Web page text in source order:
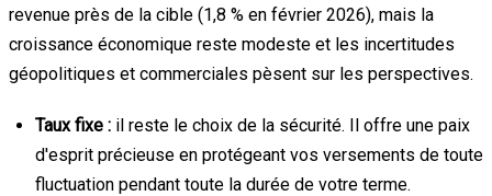
revenue près de la cible (1,8 % en février 2026), mais la
croissance économique reste modeste et les incertitudes
géopolitiques et commerciales pèsent sur les perspectives.
Taux fixe : il reste le choix de la sécurité. Il offre une paix
d'esprit précieuse en protégeant vos versements de toute
fluctuation pendant toute la durée de votre terme.